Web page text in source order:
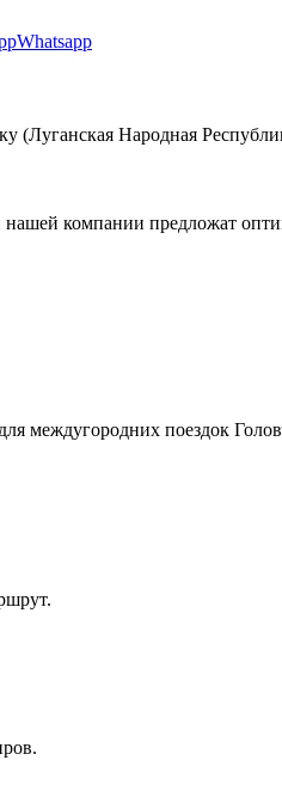
Whatsapp
(Луганская Народная
компании предложат
междугородних поездок